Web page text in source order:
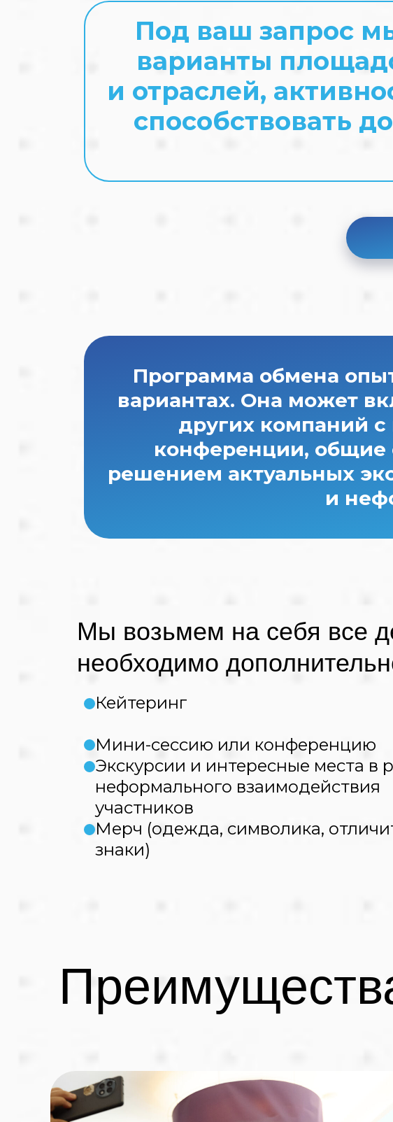
Под ваш запрос
варианты
и отраслей,
способствовать
Программа обмена
вариантах. Она может
других компаний
конференции, общие
решением актуальных
и
Мы возьмем на себя все
необходимо
Кейтеринг
Мини-сессию или конференцию
Экскурсии и интересные места в
неформального взаимодействия
участников
Мерч (одежда, символика,
знаки)